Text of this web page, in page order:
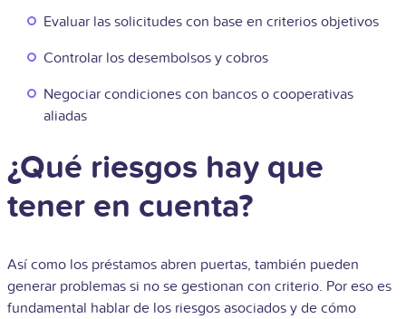
Evaluar las solicitudes con base en criterios objetivos
Controlar los desembolsos y cobros
Negociar condiciones con bancos o cooperativas
aliadas
¿Qué riesgos hay que
tener en cuenta?
Así como los préstamos abren puertas, también pueden
generar problemas si no se gestionan con criterio. Por eso es
fundamental hablar de los riesgos asociados y de cómo